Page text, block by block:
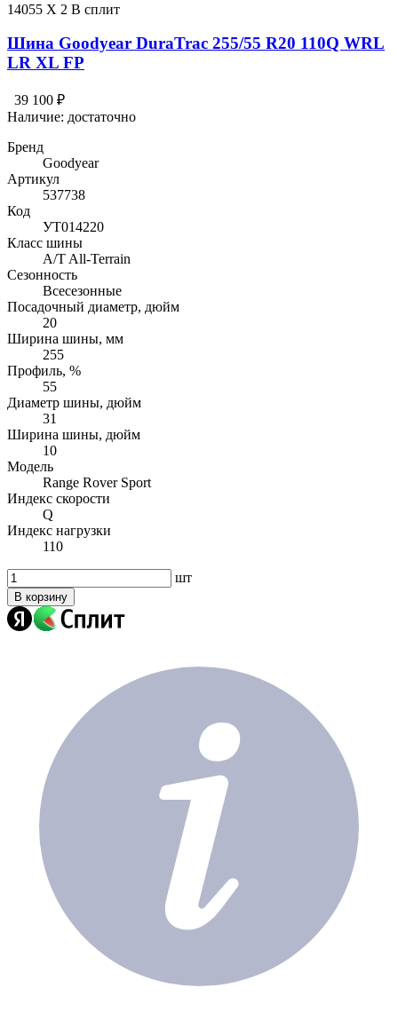
14055 X 2 В сплит
Шина Goodyear DuraTrac 255/55 R20 110Q WRL
LR XL FP
39 100 ₽
Наличие: достаточно
Бренд
Goodyear
Артикул
537738
Код
УТ014220
Класс шины
A/T All-Terrain
Сезонность
Всесезонные
Посадочный диаметр, дюйм
20
Ширина шины, мм
255
Профиль, %
55
Диаметр шины, дюйм
31
Ширина шины, дюйм
10
Модель
Range Rover Sport
Индекс скорости
Q
Индекс нагрузки
110
шт
В корзину